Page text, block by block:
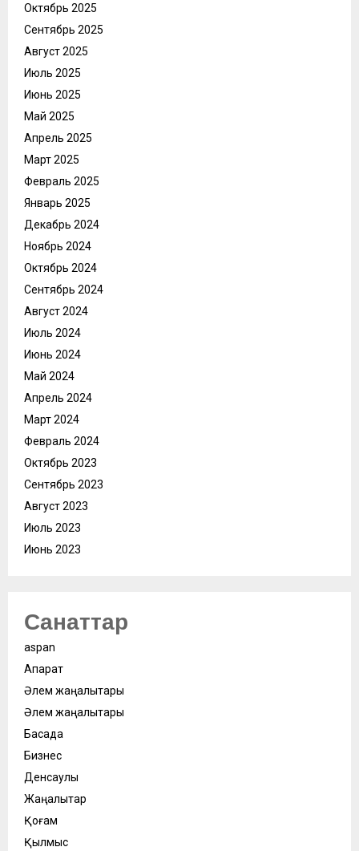
Октябрь 2025
Сентябрь 2025
Август 2025
Июль 2025
Июнь 2025
Май 2025
Апрель 2025
Март 2025
Февраль 2025
Январь 2025
Декабрь 2024
Ноябрь 2024
Октябрь 2024
Сентябрь 2024
Август 2024
Июль 2024
Июнь 2024
Май 2024
Апрель 2024
Март 2024
Февраль 2024
Октябрь 2023
Сентябрь 2023
Август 2023
Июль 2023
Июнь 2023
Санаттар
aspan
Ақпарат
Әлем жаңалықтары
Әлем жаңалықтары
Басқада
Бизнес
Денсаулық
Жаңалықтар
Қоғам
Қылмыс